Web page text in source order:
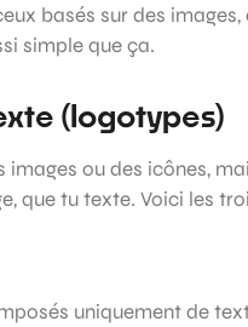
basés sur des
simple que ça.
(logotypes)
ou des icônes,
que tu texte. Voici les
uniquement de